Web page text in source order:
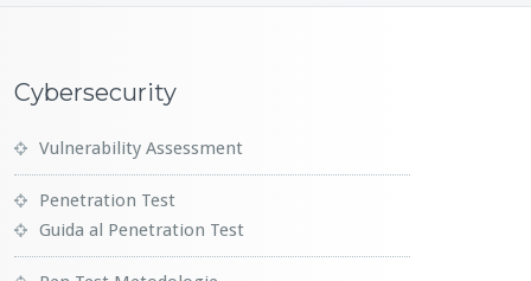
Cybersecurity
Vulnerability Assessment
Penetration Test
Guida al Penetration Test